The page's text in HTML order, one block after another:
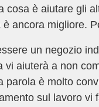
cosa è aiutare gli
ancora migliore.
un negozio
vi aiuterà a non
parola è molto
sul lavoro